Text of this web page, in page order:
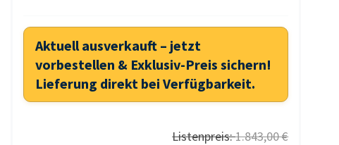
Aktuell ausverkauft – jetzt
vorbestellen & Exklusiv-Preis sichern!
Lieferung direkt bei Verfügbarkeit.
Listenpreis:1.843,00 €